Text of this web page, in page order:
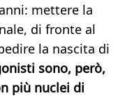
mettere la
di fronte al
la nascita di
sono, però,
più nuclei di